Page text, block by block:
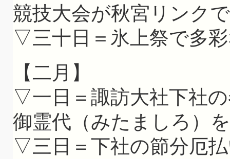
競技大会が秋宮リンク
▽三十日＝氷上祭で多
【二月】
▽一日＝諏訪大社下社
御霊代（みたましろ）
▽三日＝下社の節分厄